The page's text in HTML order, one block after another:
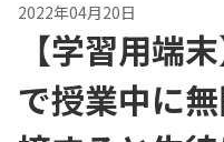
NEAとは
教育情報
2022年04月20日
【学習用端
で授業中に